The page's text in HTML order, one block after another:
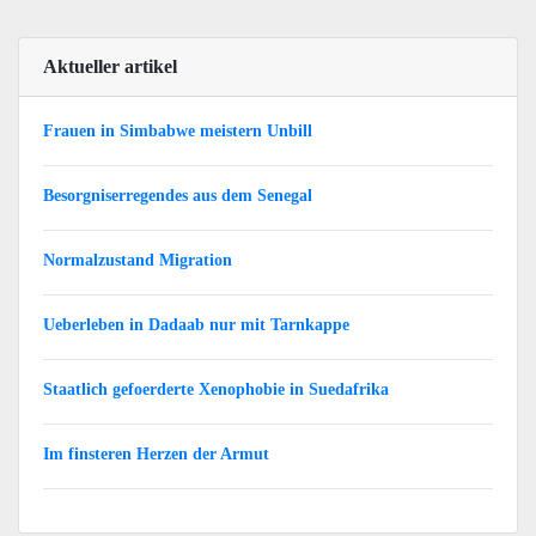
Aktueller artikel
Frauen in Simbabwe meistern Unbill
Besorgniserregendes aus dem Senegal
Normalzustand Migration
Ueberleben in Dadaab nur mit Tarnkappe
Staatlich gefoerderte Xenophobie in Suedafrika
Im finsteren Herzen der Armut